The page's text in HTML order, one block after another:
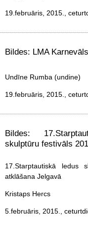
19.februāris, 2015.,
Bildes: LMA
Undīne Rumba (undine)
19.februāris, 2015.,
Bildes:
skulptūru festivāls
17.Starptautiskā ledus
atklāšana Jelgavā
Kristaps Hercs
5.februāris, 2015.,